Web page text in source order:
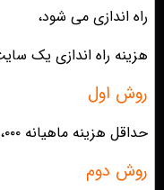
راه اندازی می شود،
هزینه راه اندازی یک سایت کامل
روش اول
حداقل هزینه ماهیانه ۱۰،۰۰۰ دلار یا ۳۰٪ از سود می باشد
روش دوم